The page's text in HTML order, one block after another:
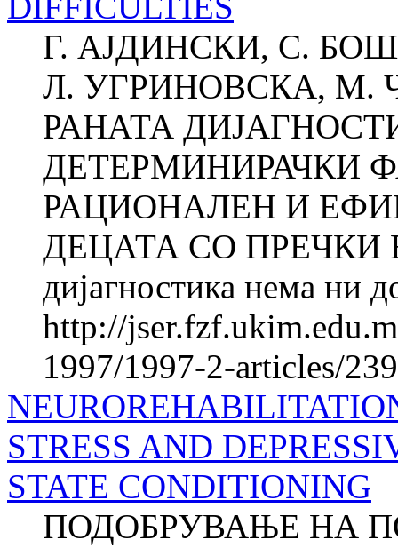
Г. АЈДИНСКИ, С.
Л. УГРИНОВСКА, М.
РАНАТА
ДЕТЕРМИНИРАЧКИ
РАЦИОНАЛЕН И
ДЕЦАТА СО ПРЕЧКИ
дијагностика нема ни
http://
1997/1997-2-articles/
STRESS AND
STATE CONDITIONING
ПОДОБРУВАЊЕ НА